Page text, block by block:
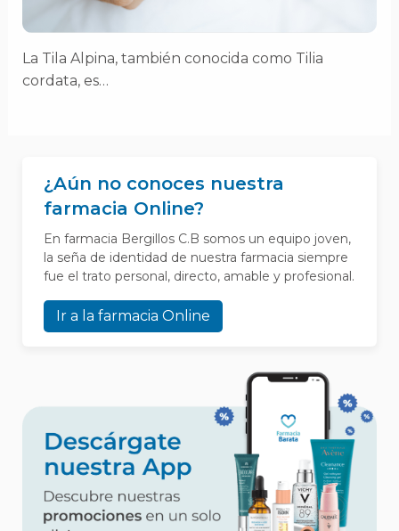
La Tila Alpina, también conocida como Tilia
cordata, es…
¿Aún no conoces nuestra
farmacia Online?
En farmacia Bergillos C.B somos un equipo joven,
la seña de identidad de nuestra farmacia siempre
fue el trato personal, directo, amable y profesional.
Ir a la farmacia Online